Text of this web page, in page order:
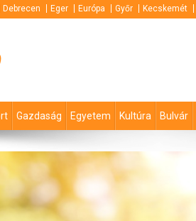
Debrecen Eger Európa Győr Kecskemét
Gazdaság Egyetem Kultúra Bulvár